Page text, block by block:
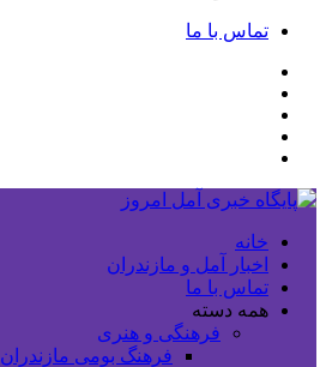
تماس با ما
خانه
اخبار آمل و مازندران
تماس با ما
همه دسته
فرهنگی و هنری
فرهنگ بومی مازندران